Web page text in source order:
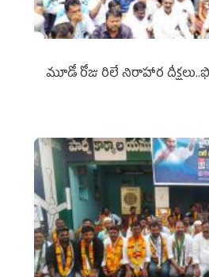
మూడో రోజు రిలే నిరాహార